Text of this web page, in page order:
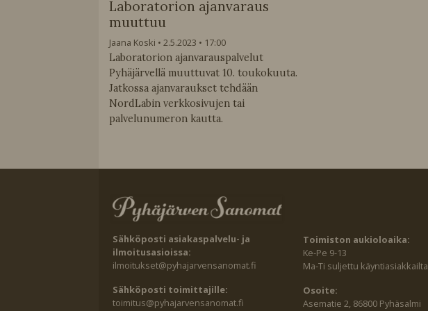
Laboratorion ajanvaraus
muuttuu
Jaana Koski 2.5.2023
17:00
Laboratorion ajanvarauspalvelut
Pyhäjärvellä muuttuvat 10. toukokuuta.
Jatkossa ajanvaraukset tehdään
NordLabin verkkosivujen tai
palvelunumeron kautta.
Sähköposti asiakaspalvelu- ja
ilmoitusasioissa:
ilmoitukset@pyhajarvensanomat.fi
Sähköposti toimittajille:
toimitus@pyhajarvensanomat.fi
Toimiston aukioloaika:
Ke-Pe 9-13
Ma-Ti suljettu käyntiasiakkailta
Osoite:
Asematie 2, 86800 Pyhäsalmi